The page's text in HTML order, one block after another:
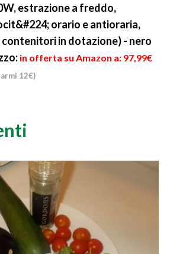
estrazione a freddo,
orario e antioraria,
contenitori in dotazione) - nero
in offerta su Amazon a: 97,99€
12€)